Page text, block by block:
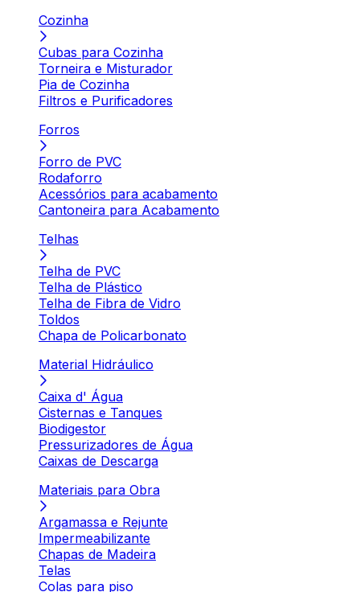
Cozinha
Cubas para Cozinha
Torneira e Misturador
Pia de Cozinha
Filtros e Purificadores
Forros
Forro de PVC
Rodaforro
Acessórios para acabamento
Cantoneira para Acabamento
Telhas
Telha de PVC
Telha de Plástico
Telha de Fibra de Vidro
Toldos
Chapa de Policarbonato
Material Hidráulico
Caixa d' Água
Cisternas e Tanques
Biodigestor
Pressurizadores de Água
Caixas de Descarga
Materiais para Obra
Argamassa e Rejunte
Impermeabilizante
Chapas de Madeira
Telas
Colas para piso